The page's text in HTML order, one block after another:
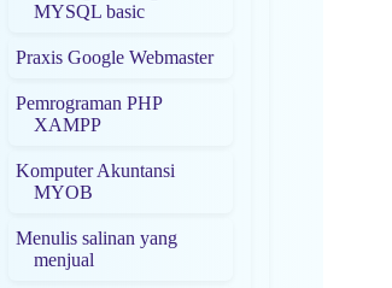
MYSQL basic
Praxis Google Webmaster
Pemrograman PHP
XAMPP
Komputer Akuntansi
MYOB
Menulis salinan yang
menjual